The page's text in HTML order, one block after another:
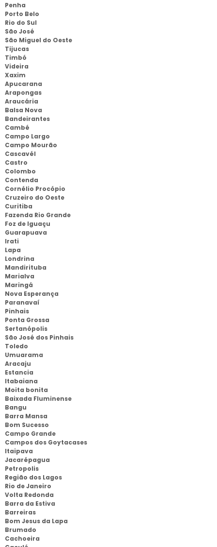
Penha
Porto Belo
Rio do Sul
São José
São Miguel do Oeste
Tijucas
Timbó
Videira
Xaxim
Apucarana
Arapongas
Araucária
Balsa Nova
Bandeirantes
Cambé
Campo Largo
Campo Mourão
Cascavél
Castro
Colombo
Contenda
Cornélio Procópio
Cruzeiro do Oeste
Curitiba
Fazenda Rio Grande
Foz de Iguaçu
Guarapuava
Irati
Lapa
Londrina
Mandirituba
Marialva
Maringá
Nova Esperança
Paranavaí
Pinhais
Ponta Grossa
Sertanópolis
São José dos Pinhais
Toledo
Umuarama
Aracaju
Estancia
Itabaiana
Moita bonita
Baixada Fluminense
Bangu
Barra Mansa
Bom Sucesso
Campo Grande
Campos dos Goytacases
Itaipava
Jacarépagua
Petropolis
Região dos Lagos
Rio de Janeiro
Volta Redonda
Barra da Estiva
Barreiras
Bom Jesus da Lapa
Brumado
Cachoeira